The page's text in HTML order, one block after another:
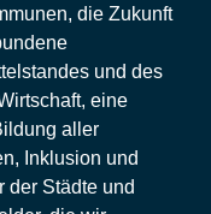
die Zukunft
und des
eine
aller
Inklusion und
der Städte und